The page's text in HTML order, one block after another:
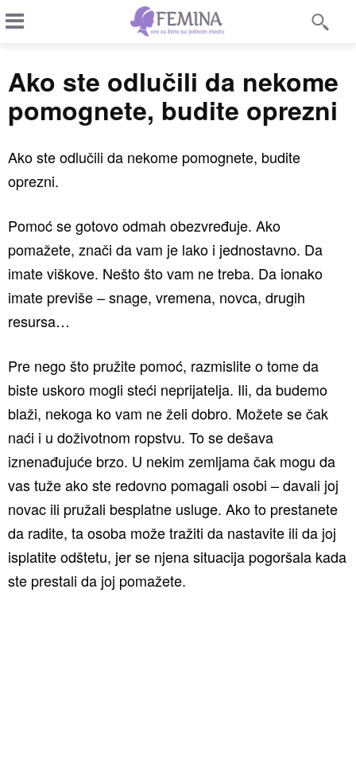
Ako ste odlučili da nekome
pomognete, budite oprezni
Ako ste odlučili da nekome pomognete, budite
oprezni.
Pomoć se gotovo odmah obezvređuje. Ako
pomažete, znači da vam je lako i jednostavno. Da
imate viškove. Nešto što vam ne treba. Da ionako
imate previše – snage, vremena, novca, drugih
resursa…
Pre nego što pružite pomoć, razmislite o tome da
biste uskoro mogli steći neprijatelja. Ili, da budemo
blaži, nekoga ko vam ne želi dobro. Možete se čak
naći i u doživotnom ropstvu. To se dešava
iznenađujuće brzo. U nekim zemljama čak mogu da
vas tuže ako ste redovno pomagali osobi – davali joj
novac ili pružali besplatne usluge. Ako to prestanete
da radite, ta osoba može tražiti da nastavite ili da joj
isplatite odštetu, jer se njena situacija pogoršala kada
ste prestali da joj pomažete.